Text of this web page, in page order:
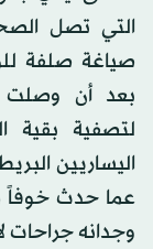
التي تصل
صياغة صلفة
بعد أن وصلت
لتصفية بقية
اليساريين
عما حدث خوفاً
وجدانه جراحات